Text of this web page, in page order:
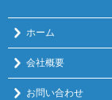
ホーム
会社概要
お問い合わせ